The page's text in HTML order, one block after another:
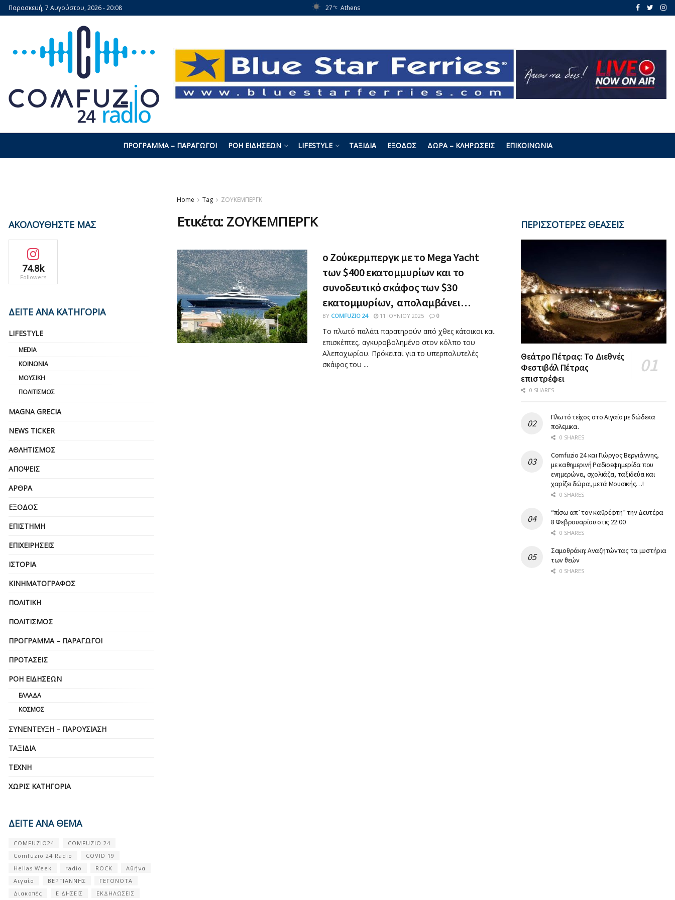
Παρασκευή, 7 Αυγούστου, 2026 - 20:08 27 °C Athens
ΠΡΌΓΡΑΜΜΑ – ΠΑΡΑΓΩΓΟΊ ΡΟΉ ΕΙΔΉΣΕΩΝ LIFESTYLE ΤΑΞΊΔΙΑ ΈΞΟΔΟΣ ΔΏΡΑ – ΚΛΗΡΏΣΕΙΣ ΕΠΙΚΟΙΝΩΝΊΑ
Home Tag ΖΟΥΚΕΜΠΕΡΓΚ
Ετικέτα: ΖΟΥΚΕΜΠΕΡΓΚ
ο Ζούκερμπεργκ με το Μega Υacht
των $400 εκατομμυρίων και το
συνοδευτικό σκάφος των $30
εκατομμυρίων, απολαμβάνει…
BY COMFUZIO 24 11 ΙΟΥΝΊΟΥ 2025 0
Το πλωτό παλάτι παρατηρούν από χθες κάτοικοι και
επισκέπτες, αγκυροβολημένο στον κόλπο του
Αλεποχωρίου. Πρόκειται για το υπερπολυτελές
σκάφος του ...
ΑΚΟΛΟΥΘΗΣΤΕ ΜΑΣ
74.8k
Followers
ΔΕΙΤΕ ΑΝΑ ΚΑΤΗΓΟΡΙΑ
LIFESTYLE
MEDIA
ΚΟΙΝΩΝΊΑ
ΜΟΥΣΙΚΉ
ΠΟΛΙΤΙΣΜΌΣ
MAGNA GRECIA
NEWS TICKER
ΑΘΛΗΤΙΣΜΌΣ
ΑΠΌΨΕΙΣ
ΆΡΘΡΑ
ΈΞΟΔΟΣ
ΕΠΙΣΤΉΜΗ
ΕΠΙΧΕΙΡΗΣΕΙΣ
ΙΣΤΟΡΊΑ
ΚΙΝΗΜΑΤΟΓΡΆΦΟΣ
ΠΟΛΙΤΙΚΉ
ΠΟΛΙΤΙΣΜΌΣ
ΠΡΌΓΡΑΜΜΑ – ΠΑΡΑΓΩΓΟΊ
ΠΡΟΤΆΣΕΙΣ
ΡΟΉ ΕΙΔΉΣΕΩΝ
ΕΛΛΆΔΑ
ΚΌΣΜΟΣ
ΣΥΝΈΝΤΕΥΞΗ – ΠΑΡΟΥΣΊΑΣΗ
ΤΑΞΊΔΙΑ
ΤΈΧΝΗ
ΧΩΡΊΣ ΚΑΤΗΓΟΡΊΑ
ΔΕΙΤΕ ΑΝΑ ΘΕΜΑ
COMFUZIO24
COMFUZIO 24
Comfuzio 24 Radio
COVID 19
Hellas Week
radio ROCK
Αθήνα
Αιγαίο
ΒΕΡΓΙΑΝΝΗΣ
ΓΕΓΟΝΟΤΑ
Διακοπές
ΕΙΔΗΣΕΙΣ
ΕΚΔΗΛΩΣΕΙΣ
ΠΕΡΙΣΣΟΤΕΡΕΣ ΘΕΑΣΕΙΣ
Θεάτρο Πέτρας: Το Διεθνές
Φεστιβάλ Πέτρας
επιστρέφει
0 SHARES
Πλωτό τείχος στο Αιγαίο με δώδεκα
πολεμικα.
0 SHARES
Comfuzio 24 και Γιώργος Βεργιάννης,
με καθημερινή Ραδιοεφημερίδα που
ενημερώνει, σχολιάζει, ταξιδεύει και
χαρίζει δώρα, μετά Μουσικής…!
0 SHARES
“πίσω απ’ τον καθρέφτη” την Δευτέρα
8 Φεβρουαρίου στις 22:00
0 SHARES
Σαμοθράκη: Αναζητώντας τα μυστήρια
των θεών
0 SHARES